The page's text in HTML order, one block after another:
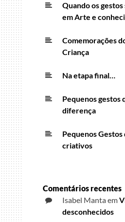
Quando os
em Arte e
Comemorações
Criança
Na etapa final…
Pequenos gestos
diferença
Pequenos
criativos
Comentários recentes
Isabel Mantaem
desconhecidos